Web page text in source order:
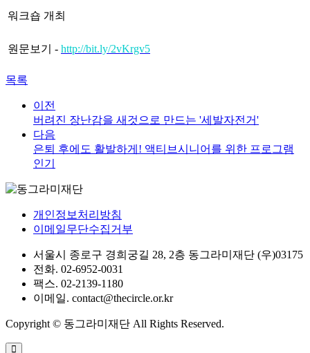
워크숍 개최
원문보기 - http://bit.ly/2vKrgv5
목록
이전
버려진 장난감을 새것으로 만드는 '세발자전거'
다음
은퇴 후에도 활발하게! 액티브시니어를 위한 프로그램
인기
개인정보처리방침
이메일무단수집거부
서울시 종로구 경희궁길 28, 2층 동그라미재단 (우)03175
전화. 02-6952-0031
팩스. 02-2139-1180
이메일. contact@thecircle.or.kr
Copyright © 동그라미재단 All Rights Reserved.